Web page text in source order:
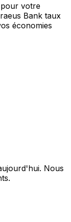
pour votre
Bank taux
économies
Nous